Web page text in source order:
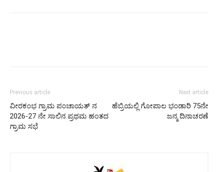
Previous article
ವೀರಕಂಭ ಗ್ರಾಮ ಪಂಚಾಯತ್ ನ
2026-27 ನೇ ಸಾಲಿನ ಪ್ರಥಮ ಹಂತದ
ಗ್ರಾಮ ಸಭೆ
Next article
ಹೆಬ್ರಿಯಲ್ಲಿ ಗೋಪಾಲ ಭಂಡಾರಿ 75ನೇ
ಜನ್ಮ ದಿನಾಚರಣೆ